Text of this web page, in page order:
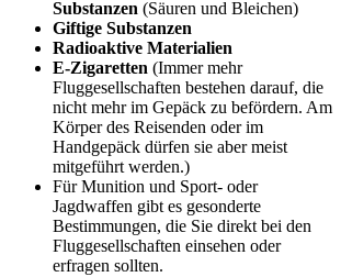
Substanzen (Säuren und Bleichen)
Giftige Substanzen
Radioaktive Materialien
E-Zigaretten (Immer mehr
Fluggesellschaften bestehen darauf, die
nicht mehr im Gepäck zu befördern. Am
Körper des Reisenden oder im
Handgepäck dürfen sie aber meist
mitgeführt werden.)
Für Munition und Sport- oder
Jagdwaffen gibt es gesonderte
Bestimmungen, die Sie direkt bei den
Fluggesellschaften einsehen oder
erfragen sollten.